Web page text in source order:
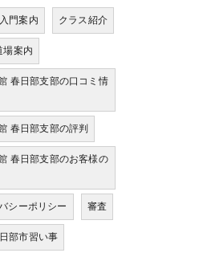
入門案内 クラス紹介
場案内
春日部支部の口コミ情
春日部支部の評判
春日部支部のお客様の
シーポリシー 審査
部市習い事